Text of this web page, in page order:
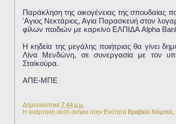
Παράκληση της οικογένειας της σπουδαίας
'Αγιος Νεκτάριος, Αγία Παρασκευή στον
φίλων παιδιών με καρκίνο ΕΛΠΙΔΑ Alpha
Η κηδεία της μεγάλης ποιήτριας θα γίνει
Λίνα Μενδώνη, σε συνεργασία με τον
Σταϊκούρα.
ΑΠΕ-ΜΠΕ
Δημοσιεύτηκε 7:44 μ.μ.
Η ανάρτηση αυτή ανήκει στην Ενότητα Βραβείο Νόμπελ,